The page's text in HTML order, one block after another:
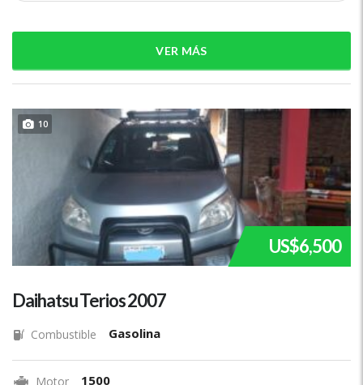
VER MÁS
10
US$6,500
Daihatsu Terios 2007
Combustible Gasolina
Motor 1500